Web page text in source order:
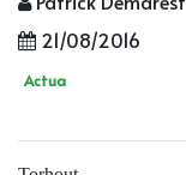
21/08/2016
Actua